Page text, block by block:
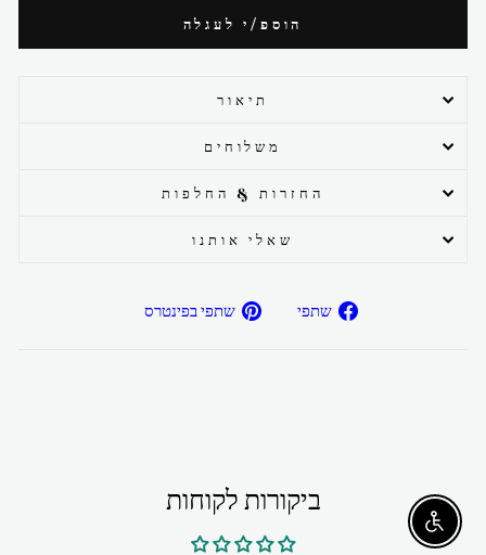
הוספ/י לעגלה
תיאור
משלוחים
החזרות & החלפות
שאלי אותנו
שתפי
שתפ/י שתפי בפינטרס
ביקורות לקוחות
Enable accessibility